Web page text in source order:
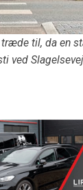
til, da en
ved